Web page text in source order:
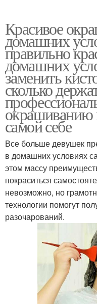
Красивое
домашних
правильно
домашних
заменить
сколько
окрашиванию
самой себе
Все больше девушек
в домашних условиях
этом массу
покраситься
невозможно, но
технологии помогут
разочарований.